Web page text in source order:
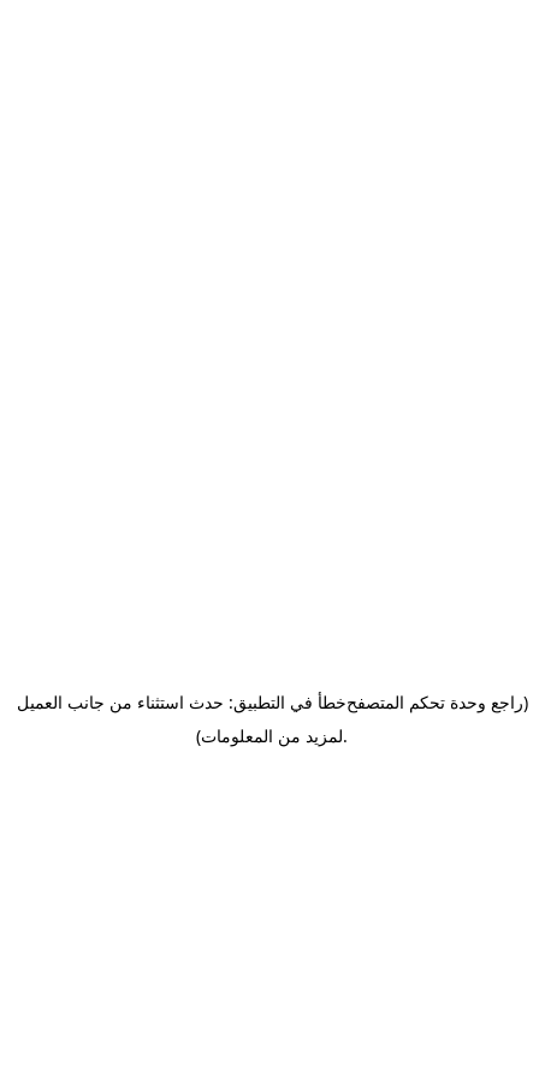
خطأ في التطبيق: حدث استثناء من جانب العميل(راجع وحدة تحكم المتصفح
لمزيد من المعلومات).